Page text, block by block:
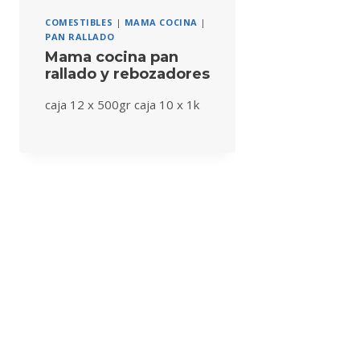
COMESTIBLES | MAMA COCINA |
PAN RALLADO
Mama cocina pan
rallado y rebozadores
caja 12 x 500gr caja 10 x 1k